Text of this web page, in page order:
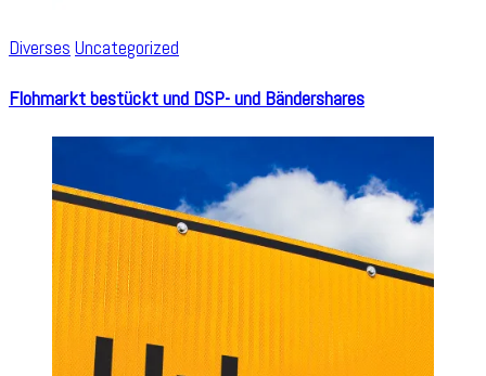
Diverses Uncategorized
Flohmarkt bestückt und DSP- und Bändershares